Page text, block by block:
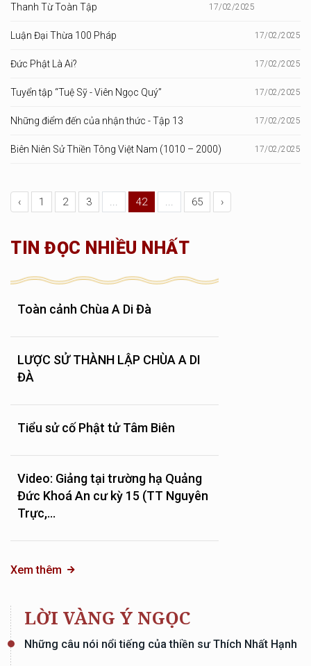
Thanh Từ Toàn Tập 17/02/2025
Luận Đại Thừa 100 Pháp 17/02/2025
Đức Phật Là Ai? 17/02/2025
Tuyển tập “Tuệ Sỹ - Viên Ngọc Quý” 17/02/2025
Những điểm đến của nhận thức - Tập 13 17/02/2025
Biên Niên Sử Thiền Tông Việt Nam (1010 – 2000) 17/02/2025
‹ 1 2 3 ... 42 ... 65 ›
TIN ĐỌC NHIỀU NHẤT
Toàn cảnh Chùa A Di Đà
LƯỢC SỬ THÀNH LẬP CHÙA A DI
ĐÀ
Tiểu sử cố Phật tử Tâm Biên
Video: Giảng tại trường hạ Quảng
Đức Khoá An cư kỳ 15 (TT Nguyên
Trực,...
Xem thêm
LỜI VÀNG Ý NGỌC
Những câu nói nổi tiếng của thiền sư Thích Nhất Hạnh